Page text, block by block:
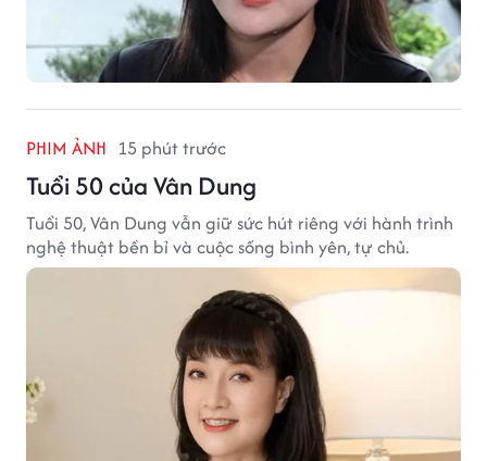
PHIM ẢNH 15 phút trước
Tuổi 50 của Vân Dung
Tuổi 50, Vân Dung vẫn giữ sức hút riêng với hành trình
nghệ thuật bền bỉ và cuộc sống bình yên, tự chủ.